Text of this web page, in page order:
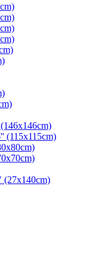
(115x115cm)
(27x140cm)